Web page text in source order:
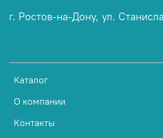
Каталог
О компании
Контакты
г. Ростов-на-Дону, ул.